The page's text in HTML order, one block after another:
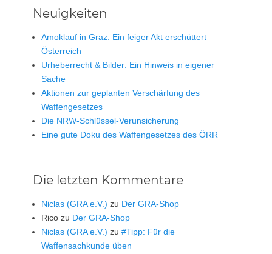
Neuigkeiten
Amoklauf in Graz: Ein feiger Akt erschüttert
Österreich
Urheberrecht & Bilder: Ein Hinweis in eigener
Sache
Aktionen zur geplanten Verschärfung des
Waffengesetzes
Die NRW-Schlüssel-Verunsicherung
Eine gute Doku des Waffengesetzes des ÖRR
Die letzten Kommentare
Niclas (GRA e.V.) zu Der GRA-Shop
Rico zu Der GRA-Shop
Niclas (GRA e.V.) zu #Tipp: Für die
Waffensachkunde üben